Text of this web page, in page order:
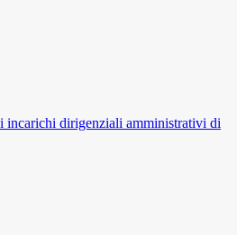
incarichi dirigenziali amministrativi di